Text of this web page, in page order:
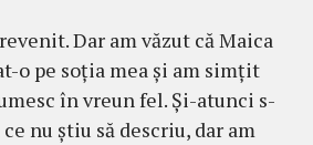
Dar am văzut că Maica
o pe soţia mea şi am simţit
în vreun fel. Şi-atunci s-
nu ştiu să descriu, dar am